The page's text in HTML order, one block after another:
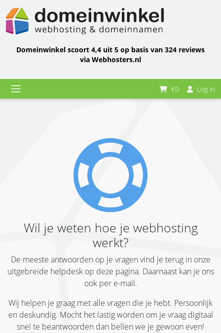
Domeinwinkel scoort 4,4 uit 5 op basis van 324 reviews
via Webhosters.nl
€0 Log in
Wil je weten hoe je webhosting
werkt?
De meeste antwoorden op je vragen vind je terug in onze
uitgebreide helpdesk op deze pagina. Daarnaast kan je ons
ook per e-mail.
Wij helpen je graag met alle vragen die je hebt. Persoonlijk
en deskundig. Mocht het lastig worden om je vraag digitaal
snel te beantwoorden dan bellen we je gewoon even!